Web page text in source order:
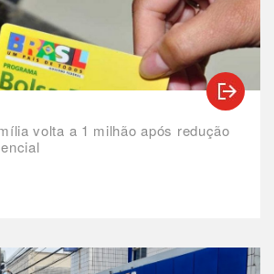
volta a 1 milhão após redução